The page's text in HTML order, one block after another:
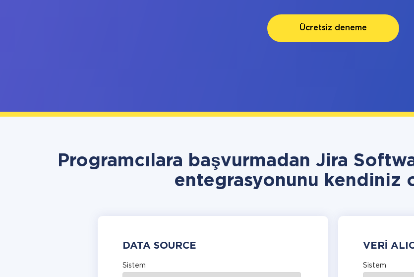
Ücretsiz deneme
Programcılara başvurmadan Jira
entegrasyonunu kendiniz
DATA SOURCE
Sistem
VERI
Sistem